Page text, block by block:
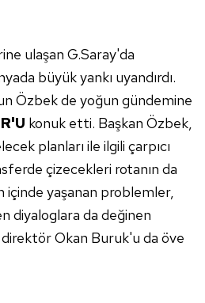
ulaşan G.Saray'da
büyük yankı uyandırdı.
Özbek de yoğun gündemine
konuk etti. Başkan Özbek,
planları ile ilgili çarpıcı
çizecekleri rotanın da
içinde yaşanan problemler,
diyaloglara da değinen
Okan Buruk'u da öve